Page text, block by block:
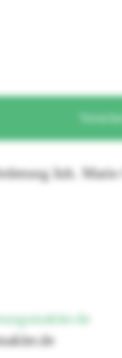
Inh. Mario